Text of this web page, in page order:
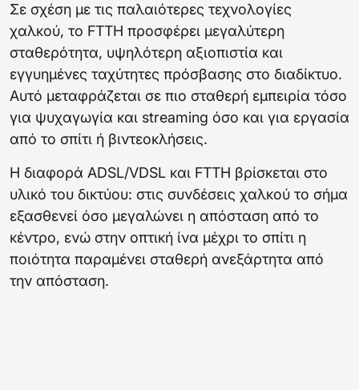
Σε σχέση με τις παλαιότερες τεχνολογίες
χαλκού, το FTTH προσφέρει μεγαλύτερη
σταθερότητα, υψηλότερη αξιοπιστία και
εγγυημένες ταχύτητες πρόσβασης στο διαδίκτυο.
Αυτό μεταφράζεται σε πιο σταθερή εμπειρία τόσο
για ψυχαγωγία και streaming όσο και για εργασία
από το σπίτι ή βιντεοκλήσεις.
Η διαφορά ADSL/VDSL και FTTH βρίσκεται στο
υλικό του δικτύου: στις συνδέσεις χαλκού το σήμα
εξασθενεί όσο μεγαλώνει η απόσταση από το
κέντρο, ενώ στην οπτική ίνα μέχρι το σπίτι η
ποιότητα παραμένει σταθερή ανεξάρτητα από
την απόσταση.